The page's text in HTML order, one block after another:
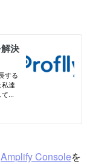
Amplify Consoleを